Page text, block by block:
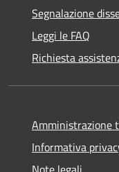
Segnalazione
Leggi le FAQ
Richiesta
Amministrazione
Informativa